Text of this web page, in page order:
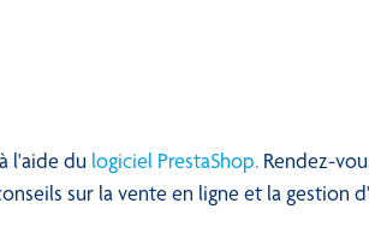
l'aide du logiciel PrestaShop. Rendez-
sur la vente en ligne et la gestion